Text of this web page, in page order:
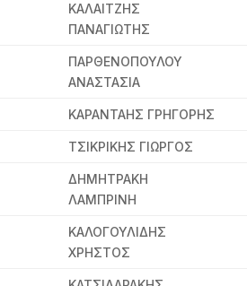
ΚΑΛΑΙΤΖΗΣ
ΠΑΝΑΓΙΩΤΗΣ
ΠΑΡΘΕΝΟΠΟΥΛΟΥ
ΑΝΑΣΤΑΣΙΑ
ΚΑΡΑΝΤΑΗΣ ΓΡΗΓΟΡΗΣ
ΤΣΙΚΡΙΚΗΣ ΓΙΩΡΓΟΣ
ΔΗΜΗΤΡΑΚΗ
ΛΑΜΠΡΙΝΗ
ΚΑΛΟΓΟΥΛΙΔΗΣ
ΧΡΗΣΤΟΣ